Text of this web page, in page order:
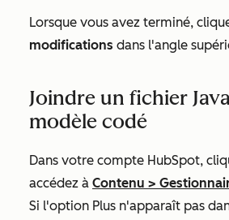
Lorsque vous avez terminé,
modifications dans l'angle
Joindre un fichier
modèle codé
Dans votre compte HubSpot,
accédez à Contenu >
Si l'option Plus n'apparaît pas